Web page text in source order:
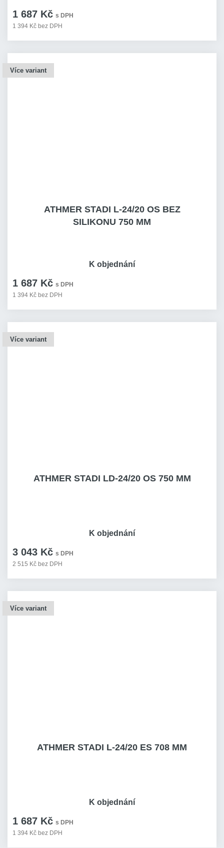
1 687 Kč s DPH
1 394 Kč bez DPH
Více variant
ATHMER STADI L-24/20 OS BEZ
SILIKONU 750 MM
1 687 Kč s DPH
1 394 Kč bez DPH
K objednání
Více variant
ATHMER STADI LD-24/20 OS 750 MM
3 043 Kč s DPH
2 515 Kč bez DPH
K objednání
Více variant
ATHMER STADI L-24/20 ES 708 MM
1 687 Kč s DPH
1 394 Kč bez DPH
K objednání